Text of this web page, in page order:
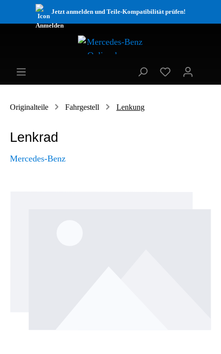
Jetzt anmelden und Teile-Kompatibilität prüfen!
Originalteile Fahrgestell Lenkung
Lenkrad
Mercedes-Benz